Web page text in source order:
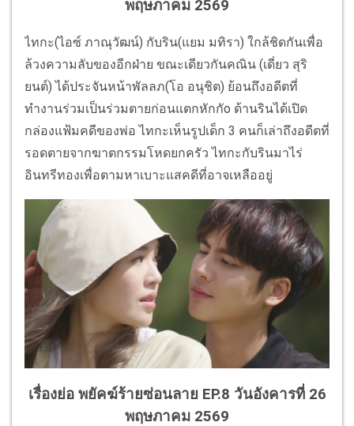
พฤษภาคม 2569
ไทกะ(ไอซ์ ภาณุวัฒน์) กับริน(แยม มทิรา) ใกล้ชิดกันเพื่อ
ล้วงความลับของอีกฝ่าย ขณะเดียวกันคณิน (เดี่ยว สุริ
ยนต์) ได้ประจันหน้าพัลลภ(โอ อนุชิต) ย้อนถึงอดีตที่
ทำงานร่วมเป็นร่วมตายก่อนแตกหักกัo ด้านรินได้เปิด
กล่องแฟ้มคดีของพ่อ ไทกะเห็นรูปเด็ก 3 คนก็เล่าถึงอดีตที่
รอดตายจากฆาตกรรมโหดยกครัว ไทกะกับรินมาไร่
อินทรีทองเพื่อตามหาเบาะแสคดีที่อาจเหลืออยู่
เรื่องย่อ พยัคฆ์ร้ายซ่อนลาย EP.8 วันอังคารที่ 26
พฤษภาคม 2569